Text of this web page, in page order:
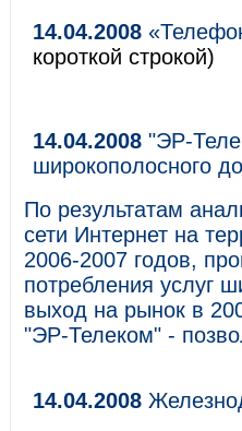
14.04.2008
короткой строкой)
14.04.2008 "ЭР-
широкополосного
По результатам
сети Интернет на
2006-2007 годов,
потребления услуг
выход на рынок в
"ЭР-Телеком" -
14.04.2008